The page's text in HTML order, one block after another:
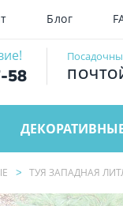
Блог
58
ТУЯ ЗАПАДНАЯ